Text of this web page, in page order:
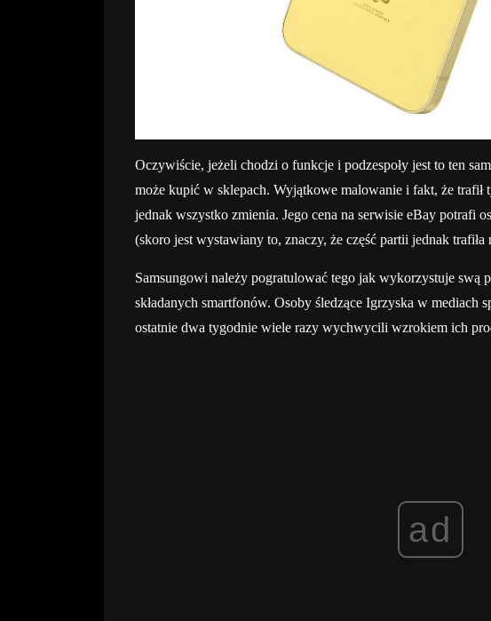
Oczywiście, jeżeli chodzi o funkcje i podzespoły jest to ten
może kupić w sklepach. Wyjątkowe malowanie i fakt, że trafił
jednak wszystko zmienia. Jego cena na serwisie eBay potrafi
(skoro jest wystawiany to, znaczy, że część partii jednak
Samsungowi należy pogratulować tego jak wykorzystuje swą
składanych smartfonów. Osoby śledzące Igrzyska w mediach
ostatnie dwa tygodnie wiele razy wychwycili wzrokiem ich
ad